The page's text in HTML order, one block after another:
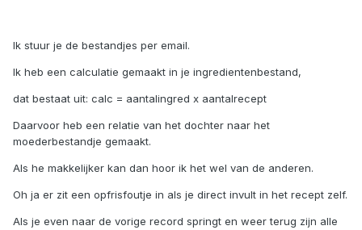
Ik stuur je de bestandjes per email.
Ik heb een calculatie gemaakt in je ingredientenbestand,
dat bestaat uit: calc = aantalingred x aantalrecept
Daarvoor heb een relatie van het dochter naar het
moederbestandje gemaakt.
Als he makkelijker kan dan hoor ik het wel van de anderen.
Oh ja er zit een opfrisfoutje in als je direct invult in het recept zelf.
Als je even naar de vorige record springt en weer terug zijn alle